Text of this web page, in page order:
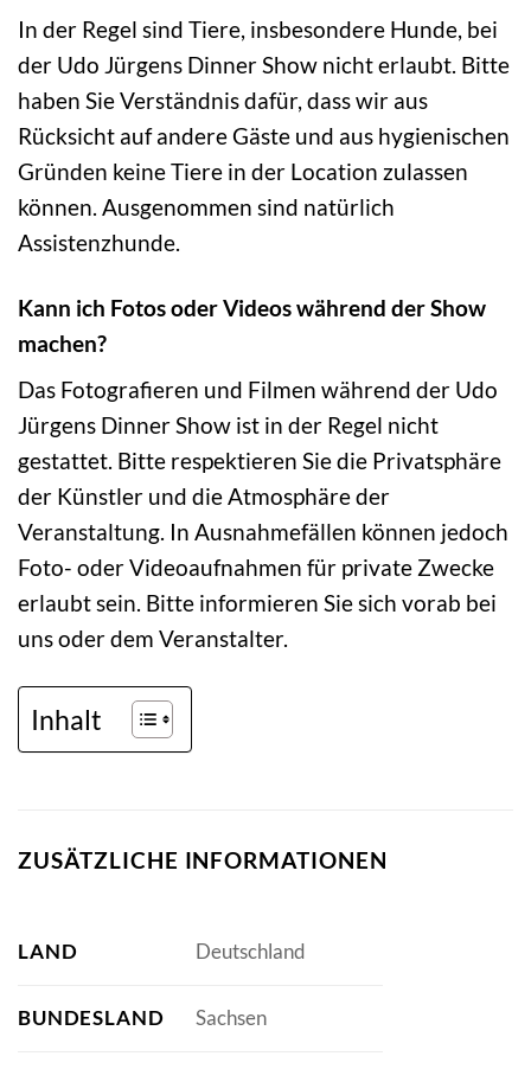
In der Regel sind Tiere, insbesondere Hunde, bei
der Udo Jürgens Dinner Show nicht erlaubt. Bitte
haben Sie Verständnis dafür, dass wir aus
Rücksicht auf andere Gäste und aus hygienischen
Gründen keine Tiere in der Location zulassen
können. Ausgenommen sind natürlich
Assistenzhunde.
Kann ich Fotos oder Videos während der Show
machen?
Das Fotografieren und Filmen während der Udo
Jürgens Dinner Show ist in der Regel nicht
gestattet. Bitte respektieren Sie die Privatsphäre
der Künstler und die Atmosphäre der
Veranstaltung. In Ausnahmefällen können jedoch
Foto- oder Videoaufnahmen für private Zwecke
erlaubt sein. Bitte informieren Sie sich vorab bei
uns oder dem Veranstalter.
Inhalt
ZUSÄTZLICHE INFORMATIONEN
LAND Deutschland
BUNDESLAND Sachsen